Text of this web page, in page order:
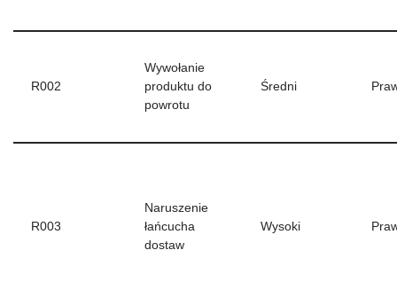
R002
Wywołanie
produktu do
powrotu
Średni
R003
Naruszenie
łańcucha
dostaw
Wysoki